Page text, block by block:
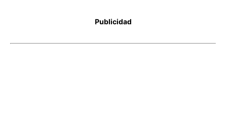
Publicidad